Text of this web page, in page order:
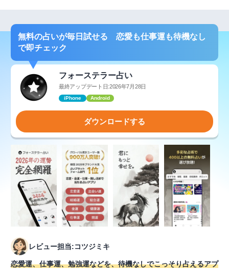
無料の占いが毎日試せる 恋愛も仕事運も待機なし
で即チェック
フォーステラー占い
最終アップデート日:2026年7月28日
iPhone Android
ダウンロードする
レビュー担当:コツジミキ
恋愛運、仕事運、勉強運などを、待機なしでこっそり占えるアプ